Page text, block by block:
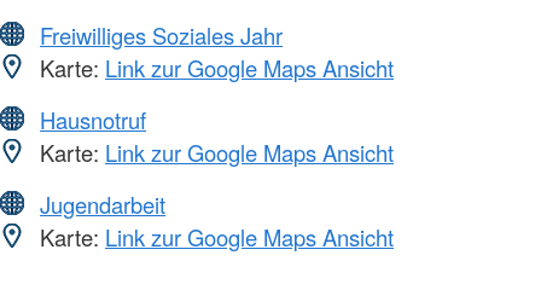
Freiwilliges Soziales Jahr
Karte: Link zur Google Maps Ansicht
Hausnotruf
Karte: Link zur Google Maps Ansicht
Jugendarbeit
Karte: Link zur Google Maps Ansicht